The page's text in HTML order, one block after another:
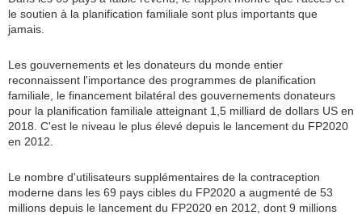
le soutien à la planification familiale sont plus importants que
jamais.
Les gouvernements et les donateurs du monde entier
reconnaissent l'importance des programmes de planification
familiale, le financement bilatéral des gouvernements donateurs
pour la planification familiale atteignant 1,5 milliard de dollars US en
2018. C'est le niveau le plus élevé depuis le lancement du FP2020
en 2012.
Le nombre d'utilisateurs supplémentaires de la contraception
moderne dans les 69 pays cibles du FP2020 a augmenté de 53
millions depuis le lancement du FP2020 en 2012, dont 9 millions